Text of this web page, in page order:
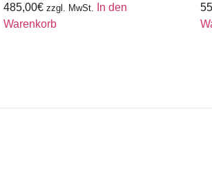
485,00€ zzgl. MwSt.
In den
Warenkorb